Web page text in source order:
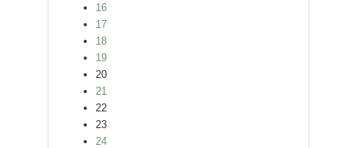
16
17
18
19
20
21
22
23
24